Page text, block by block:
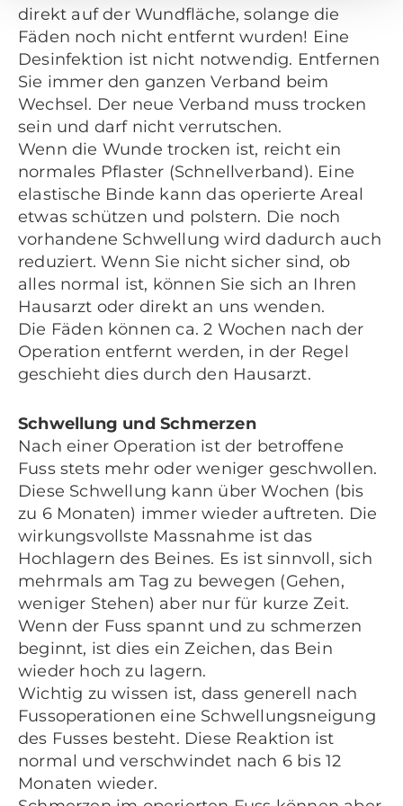
direkt auf der Wundfläche, solange die
Fäden noch nicht entfernt wurden! Eine
Desinfektion ist nicht notwendig. Entfernen
Sie immer den ganzen Verband beim
Wechsel. Der neue Verband muss trocken
sein und darf nicht verrutschen.
Wenn die Wunde trocken ist, reicht ein
normales Pflaster (Schnellverband). Eine
elastische Binde kann das operierte Areal
etwas schützen und polstern. Die noch
vorhandene Schwellung wird dadurch auch
reduziert. Wenn Sie nicht sicher sind, ob
alles normal ist, können Sie sich an Ihren
Hausarzt oder direkt an uns wenden.
Die Fäden können ca. 2 Wochen nach der
Operation entfernt werden, in der Regel
geschieht dies durch den Hausarzt.
Schwellung und Schmerzen
Nach einer Operation ist der betroffene
Fuss stets mehr oder weniger geschwollen.
Diese Schwellung kann über Wochen (bis
zu 6 Monaten) immer wieder auftreten. Die
wirkungsvollste Massnahme ist das
Hochlagern des Beines. Es ist sinnvoll, sich
mehrmals am Tag zu bewegen (Gehen,
weniger Stehen) aber nur für kurze Zeit.
Wenn der Fuss spannt und zu schmerzen
beginnt, ist dies ein Zeichen, das Bein
wieder hoch zu lagern.
Wichtig zu wissen ist, dass generell nach
Fussoperationen eine Schwellungsneigung
des Fusses besteht. Diese Reaktion ist
normal und verschwindet nach 6 bis 12
Monaten wieder.